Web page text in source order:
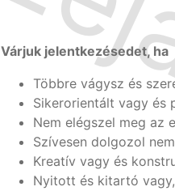
Várjuk jelentkezésedet, ha
Többre vágysz és
Sikerorientált vagy és
Nem elégszel meg az
Szívesen dolgozol
Kreatív vagy és
Nyitott és kitartó